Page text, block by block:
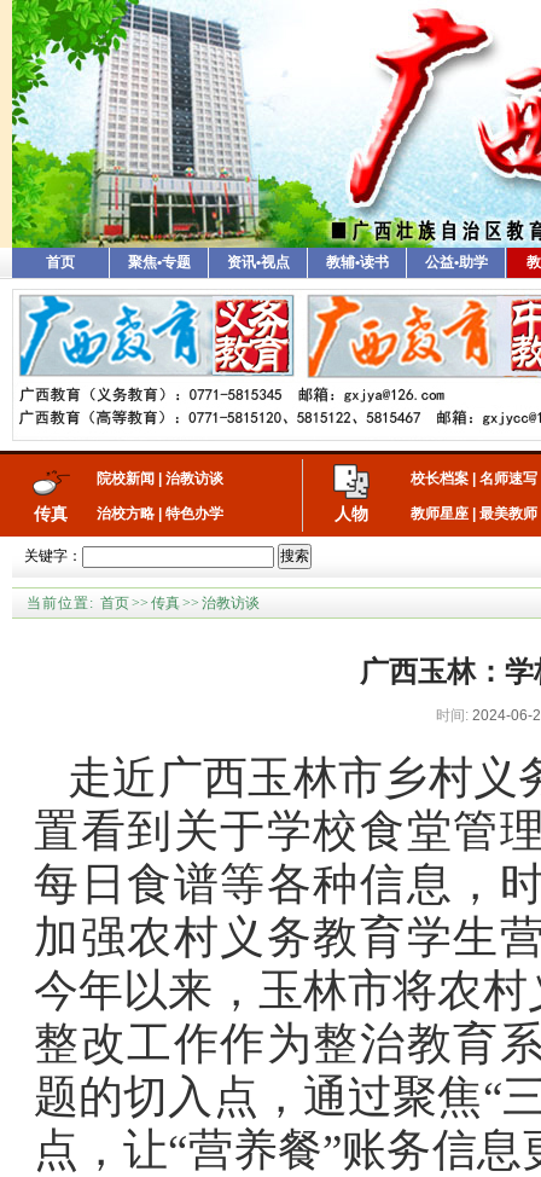
首页 聚焦•专题 资讯•视点 教辅•读书 公益•助学
传真
院校新闻 治教访谈
治校方略 特色办学 人物
校长档案 名师速写
教师星座 最美教师
关键字： 搜索
当前位置: 首页>> 传真>> 治教访谈
广西玉林：
时间: 2024-06-
走近广西玉林市乡村义
置看到关于学校食堂管
每日食谱等各种信息，
加强农村义务教育学生
今年以来，玉林市将农
整改工作作为整治教育
题的切入点，通过聚焦“
点，让“营养餐”账务信